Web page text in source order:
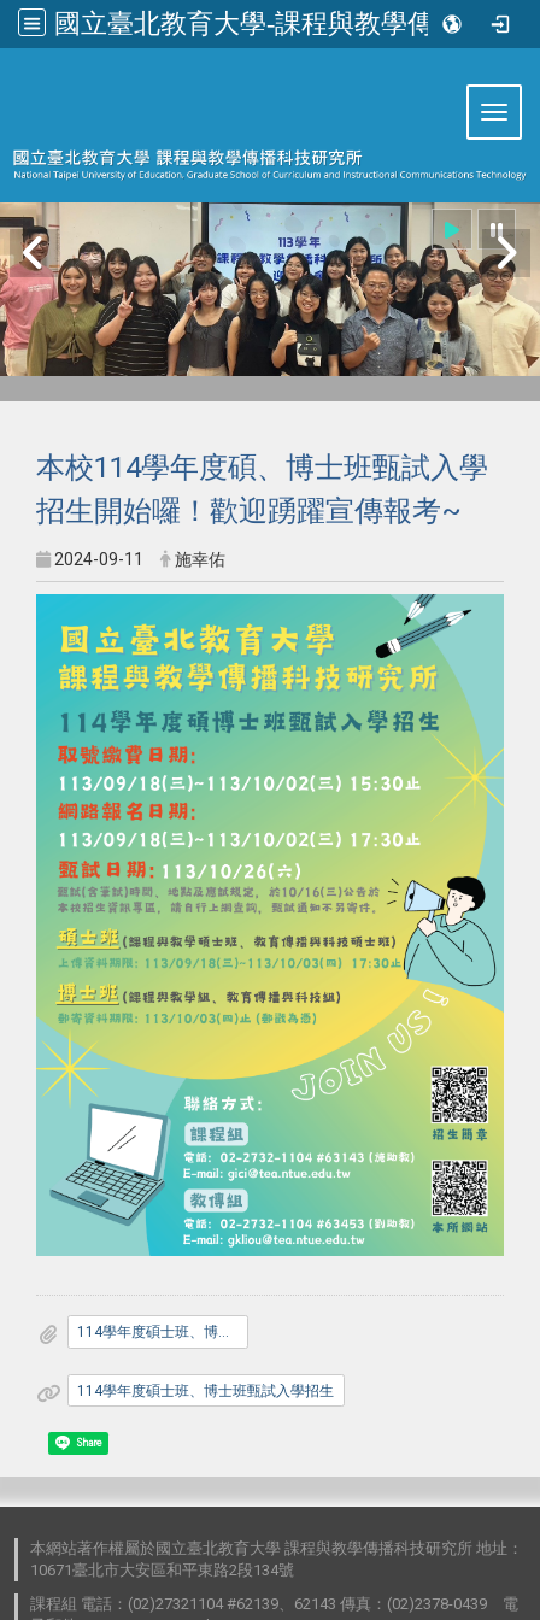
國立臺北教育大學-課程與教學傳播科技研究所
本校114學年度碩、博士班甄試入學
招生開始囉！歡迎踴躍宣傳報考~
2024-09-11 施幸佑
114學年度碩士班、博士班甄試入學招生簡章
114學年度碩士班、博士班甄試入學招生
Share
本網站著作權屬於國立臺北教育大學 課程與教學傳播科技研究所 地址：
10671臺北市大安區和平東路2段134號
課程組 電話：(02)27321104 #62139、62143 傳真：(02)2378-0439 電